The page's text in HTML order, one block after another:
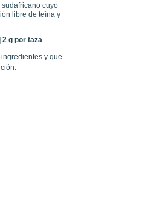
cuyo
libre de teína y
2 g por taza
y que